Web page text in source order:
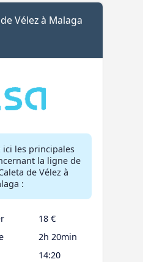
Vélez à Malaga
ici les principales
la ligne de
de Vélez à
:
18 €
2h 20min
14:20